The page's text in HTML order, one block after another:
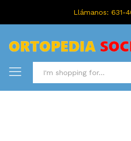
Llámanos: 631-